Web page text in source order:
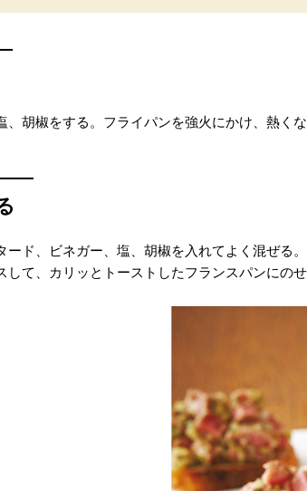
、胡椒をする。フライパンを強火にかけ、熱く
ード、ビネガー、塩、胡椒を入れてよく混ぜる
して、カリッとトーストしたフランスパンにのせ